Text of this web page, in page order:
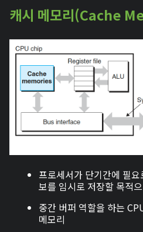
캐시 메모리(Cache
프로세서가 단기간에 필
보를 임시로 저장할 목적
중간 버퍼 역할을 하는
메모리